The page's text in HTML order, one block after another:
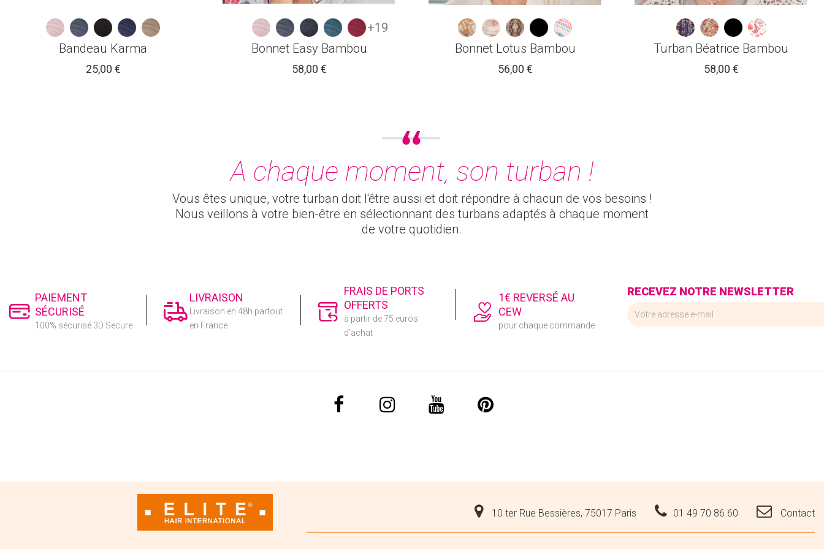
Bandeau Karma
25,00 €
+19
Bonnet Easy Bambou
58,00 €
Bonnet Lotus Bambou
56,00 €
Turban Béatrice Bambou
58,00 €
A chaque moment, son turban !
Vous êtes unique, votre turban doit l'être aussi et doit répondre à chacun de vos besoins !
Nous veillons à votre bien-être en sélectionnant des turbans adaptés à chaque moment
de votre quotidien.
PAIEMENT
SÉCURISÉ
100% sécurisé 3D Secure
LIVRAISON
Livraison en 48h partout
en France
FRAIS DE PORTS
OFFERTS
à partir de 75 euros
d’achat
1€ REVERSÉ AU
CEW
pour chaque commande
RECEVEZ NOTRE NEWSLETTER
10 ter Rue Bessières, 75017 Paris 01 49 70 86 60 Contact